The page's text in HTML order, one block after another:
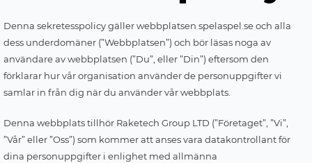
Denna sekretesspolicy gäller webbplatsen spelaspel.se och alla
dess underdomäner (”Webbplatsen”) och bör läsas noga av
användare av webbplatsen (”Du”, eller ”Din”) eftersom den
förklarar hur vår organisation använder de personuppgifter vi
samlar in från dig när du använder vår webbplats.
Denna webbplats tillhör Raketech Group LTD (”Företaget”, ”Vi”,
”Vår” eller ”Oss”) som kommer att anses vara datakontrollant för
dina personuppgifter i enlighet med allmänna